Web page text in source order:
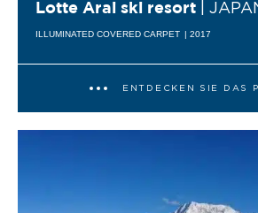
Lotte Arai ski resort |
ILLUMINATED COVERED CARPET | 2017
ENTDECKEN SIE DAS